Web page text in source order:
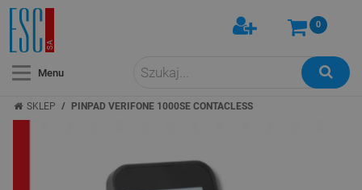
Menu
0
SKLEP / PINPAD VERIFONE 1000SE CONTACLESS